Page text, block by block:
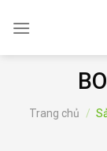
Trang chủ /